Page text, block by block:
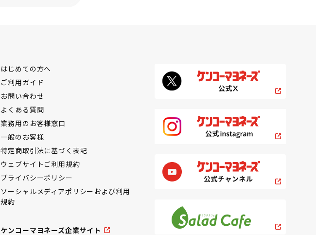
はじめての方へ
ご利用ガイド
お問い合わせ
よくある質問
業務用のお客様窓口
一般のお客様
特定商取引法に基づく表記
ウェブサイトご利用規約
プライバシーポリシー
ソーシャルメディアポリシーおよび利用
規約
ケンコーマヨネーズ企業サイト